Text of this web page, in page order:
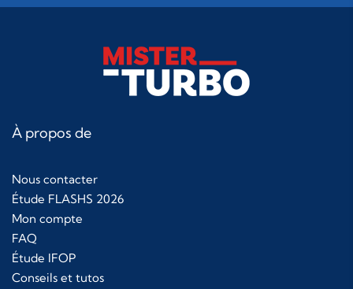
À propos de
Nous contacter
Étude FLASHS 2026
Mon compte
FAQ
Étude IFOP
Conseils et tutos